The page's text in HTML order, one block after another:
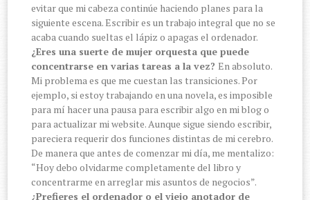
evitar que mi cabeza continúe haciendo planes para la
siguiente escena. Escribir es un trabajo integral que no se
acaba cuando sueltas el lápiz o apagas el ordenador.
¿Eres una suerte de mujer orquesta que puede
concentrarse en varias tareas a la vez?En absoluto.
Mi problema es que me cuestan las transiciones. Por
ejemplo, si estoy trabajando en una novela, es imposible
para mí hacer una pausa para escribir algo en mi blog o
para actualizar mi website. Aunque sigue siendo escribir,
pareciera requerir dos funciones distintas de mi cerebro.
De manera que antes de comenzar mi día, me mentalizo:
“Hoy debo olvidarme completamente del libro y
concentrarme en arreglar mis asuntos de negocios”.
¿Prefieres el ordenador o el viejo anotador de